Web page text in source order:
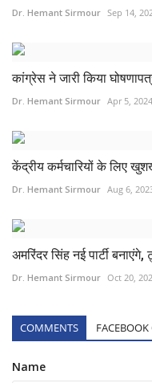
Dr. Hemant Sirmour Sep 14,
कांग्रेस ने जारी किया
Dr. Hemant Sirmour Apr 5, 2024
केंद्रीय कर्मचारियों के लिए
Dr. Hemant Sirmour Aug 6,
अमरिंदर सिंह नई पार्टी
Dr. Hemant Sirmour Oct 20,
COMMENTS
Name